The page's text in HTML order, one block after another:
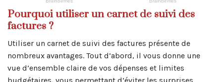
Pourquoi utiliser un carnet de suivi des
factures ?
Utiliser un carnet de suivi des factures présente de
nombreux avantages. Tout d’abord, il vous donne une
vue d’ensemble claire de vos dépenses et limites
budgétaires, vous permettant d’éviter les surprises